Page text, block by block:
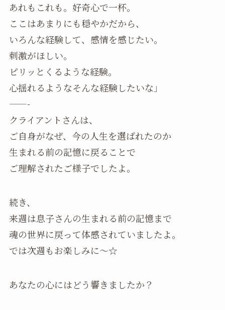
あれもこれも。好奇心で一杯。
ここはあまりにも穏やかだから、
いろんな経験して、感情を感じたい。
刺激がほしい。
ピリッとくるような経験。
心揺れるようなそんな経験したいな」
——-
クライアントさんは、
ご自身がなぜ、今の人生を選ばれたのか
生まれる前の記憶に戻ることで
ご理解されたご様子でしたよ。
続き、
来週は息子さんの生まれる前の記憶まで
魂の世界に戻って体感されていましたよ。
では次週もお楽しみに～☆
あなたの心にはどう響きましたか？